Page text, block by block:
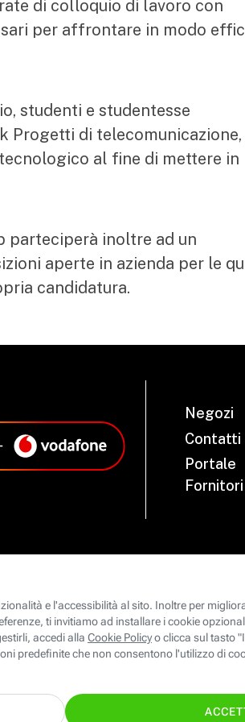
di colloquio di lavoro con
per affrontare in modo
studenti e studentesse
Progetti di telecomunicazione,
al fine di mettere in
parteciperà inoltre ad un
aperte in azienda per le
candidatura.
Negozi
Contatti
Portale
Fornitori